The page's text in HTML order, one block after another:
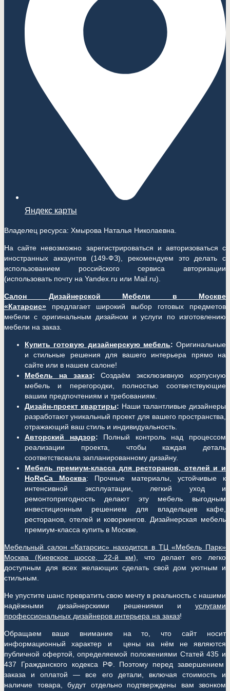
Яндекс карты
Владелец ресурса: Хмырова Наталья Николаевна.
На сайте невозможно зарегистрироваться и авторизоваться с
иностранных аккаунтов (149-ФЗ), рекомендуем это делать с
использованием российского сервиса авторизации
(использовать почту на Yandex.ru или Mail.ru).
Салон Дизайнерской Мебели в Москве
«Катарсис»
предлагает широкий выбор готовых предметов
мебели с оригинальным дизайном и услуги по изготовлению
мебели на заказ.
Купить готовую дизайнерскую мебель: Оригинальные
и стильные решения для вашего интерьера прямо на
сайте или в нашем салоне!
Мебель на заказ: Создаём эксклюзивную корпусную
мебель и перегородки, полностью соответствующие
вашим предпочтениям и требованиям.
Дизайн-проект квартиры: Наши талантливые дизайнеры
разработают уникальный проект для вашего пространства,
отражающий ваш стиль и индивидуальность.
Авторский надзор: Полный контроль над процессом
реализации проекта, чтобы каждая деталь
соответствовала запланированному дизайну.
Мебель премиум-класса для ресторанов, отелей и и
HoReCa Москва: Прочные материалы, устойчивые к
интенсивной эксплуатации, легкий уход и
ремонтопригодность делают эту мебель выгодным
инвестиционным решением для владельцев кафе,
ресторанов, отелей и коворкингов. Дизайнерская мебель
премиум-класса купить в Москве.
Мебельный салон «Катарсис» находится в ТЦ «Мебель Парк»
Москва (Киевское шоссе, 22-й км) , что делает его легко
доступным для всех желающих сделать свой дом уютным и
стильным.
Не упустите шанс превратить свою мечту в реальность с нашими
надёжными дизайнерскими решениями и услугами
профессиональных дизайнеров интерьера на заказ!
Обращаем ваше внимание на то, что сайт носит
информационный характер и цены на нём не являются
публичной офертой, определяемой положениями Статей 435 и
437 Гражданского кодекса РФ. Поэтому перед завершением
заказа и оплатой — все его детали, включая стоимость и
наличие товара, будут отдельно подтверждены вам звонком